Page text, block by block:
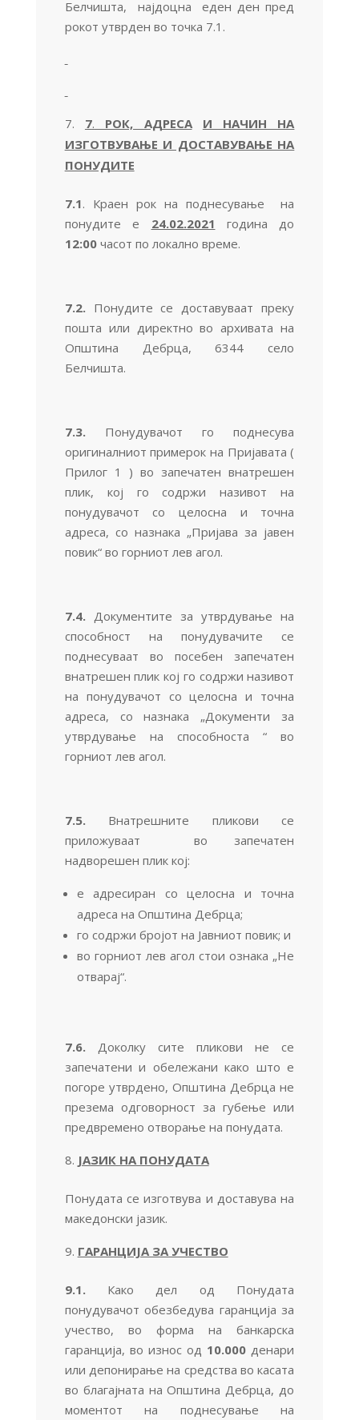
Белчишта, најдоцна еден ден пред
рокот утврден во точка 7.1.
7. РОК, АДРЕСА
И НАЧИН НА
ИЗГОТВУВАЊЕ И ДОСТАВУВАЊЕ НА
ПОНУДИТЕ
7.1. Краен рок на поднесување на
понудите е 24.02.2021 година до
12:00часот по локално време.
7.2.Понудите се доставуваат преку
пошта или директно во архивата на
Општина Дебрца, 6344 село
Белчишта.
7.3.Понудувачот го поднесува
оригиналниот примерок на Пријавата (
Прилог 1 ) во запечатен внатрешен
плик, кој го содржи називот на
понудувачот со целосна и точна
адреса, со назнака „Пријава за јавен
повик“ во горниот лев агол.
7.4.Документите за утврдување на
способност на понудувачите се
поднесуваат во посебен запечатен
внатрешен плик кој го содржи називот
на понудувачот со целосна и точна
адреса, со назнака „Документи за
утврдување на способноста “ во
горниот лев агол.
7.5.Внатрешните пликови се
приложуваат во запечатен
надворешен плик кој:
е адресиран со целосна и точна
адреса на Општина Дебрца;
го содржи бројот на Јавниот повик; и
во горниот лев агол стои ознака „Не
отварај“.
7.6.Доколку сите пликови не се
запечатени и обележани како што е
погоре утврдено, Општина Дебрца не
презема одговорност за губење или
предвремено отворање на понудата.
ЈАЗИК НА ПОНУДАТА
Понудата се изготвува и доставува на
македонски јазик.
ГАРАНЦИЈА ЗА УЧЕСТВО
9.1.Како дел од Понудата
понудувачот обезбедува гаранција за
учество, во форма на банкарска
гаранција, во износ од 10.000 денари
или депонирање на средства во касата
во благајната на Општина Дебрца, до
моментот на поднесување на